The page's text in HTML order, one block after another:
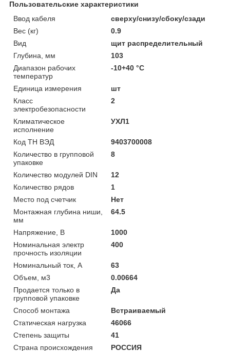
Пользовательские характеристики
Ввод кабеля
сверху/снизу/сбоку/сзади
Вес (кг)
0.9
Вид
щит распределительный
Глубина, мм
103
Диапазон рабочих
температур
-10+40 °C
Единица измерения
шт
Класс
электробезопасности
2
Климатическое
исполнение
УХЛ1
Код ТН ВЭД
9403700008
Количество в групповой
упаковке
8
Количество модулей DIN
12
Количество рядов
1
Место под счетчик
Нет
Монтажная глубина ниши,
мм
64.5
Напряжение, В
1000
Номинальная электр
прочность изоляции
400
Номинальный ток, А
63
Объем, м3
0.00664
Продается только в
групповой упаковке
Да
Способ монтажа
Встраиваемый
Статическая нагрузка
46066
Степень защиты
41
Страна происхождения
РОССИЯ